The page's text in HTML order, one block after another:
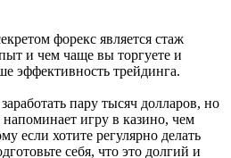
форекс является стаж
и чем чаще вы торгуете и
эффективность трейдинга.
пару тысяч долларов, но
игру в казино, чем
если хотите регулярно делать
себя, что это долгий и